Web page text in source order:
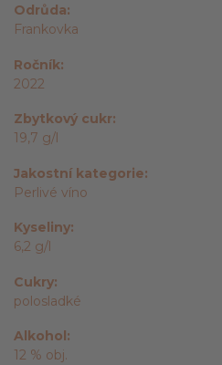
Odrůda
Frankovka
Ročník
2022
Zbytkový cukr
19,7 g/l
Jakostní kategorie
Perlivé víno
Kyseliny
6,2 g/l
Cukry
polosladké
Alkohol
12 % obj.